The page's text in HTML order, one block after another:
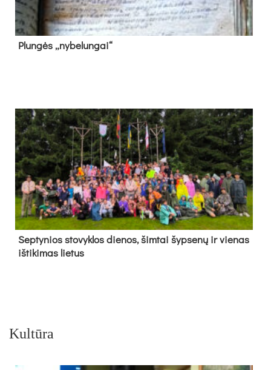
Plun­gės „ny­be­lun­gai“
Sep­ty­nios sto­vyk­los die­nos, šim­tai šyp­se­nų ir vie­nas
iš­ti­ki­mas lie­tus
Kultūra